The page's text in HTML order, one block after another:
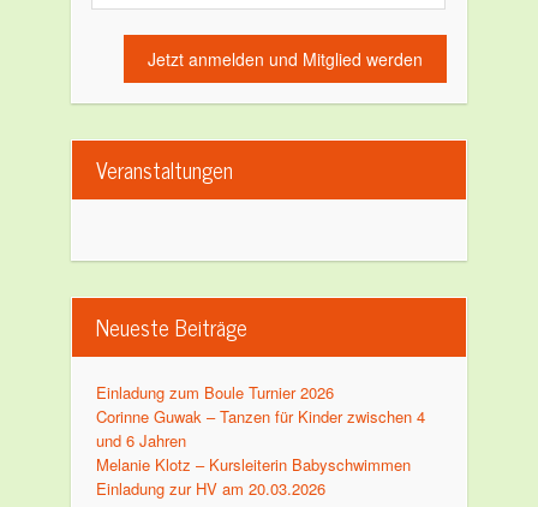
Jetzt anmelden und Mitglied werden
Veranstaltungen
Neueste Beiträge
Einladung zum Boule Turnier 2026
Corinne Guwak – Tanzen für Kinder zwischen 4
und 6 Jahren
Melanie Klotz – Kursleiterin Babyschwimmen
Einladung zur HV am 20.03.2026